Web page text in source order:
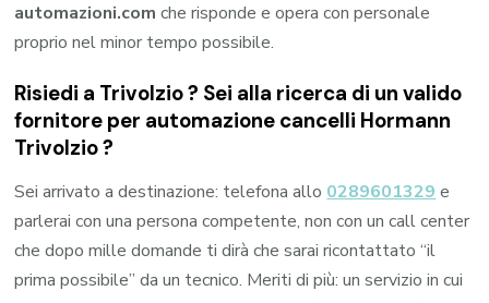
automazioni.com che risponde e opera con personale
proprio nel minor tempo possibile.
Risiedi a Trivolzio? Sei alla ricerca di un valido
fornitore per automazione cancelli Hormann
Trivolzio?
Sei arrivato a destinazione: telefona allo 0289601329 e
parlerai con una persona competente, non con un call center
che dopo mille domande ti dirà che sarai ricontattato “il
prima possibile” da un tecnico. Meriti di più: un servizio in cui